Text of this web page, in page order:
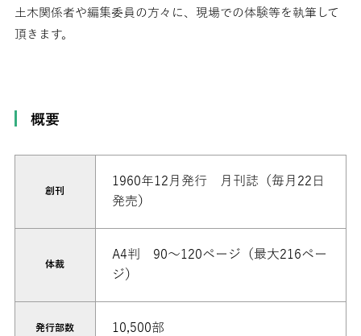
土木関係者や編集委員の方々に、現場での体験等を執筆して
頂きます。
概要
創刊
1960年12月発行 月刊誌（毎月22日
発売）
体裁
A4判 90～120ページ（最大216ペー
ジ）
発行部数 10,500部